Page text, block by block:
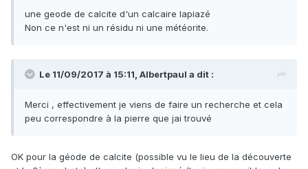
une geode de calcite d'un calcaire lapiazé
Non ce n'est ni un résidu ni une météorite.
Le 11/09/2017 à 15:11, Albertpaul a dit :
Merci , effectivement je viens de faire un recherche et cela
peu correspondre à la pierre que jai trouvé
OK pour la géode de calcite (possible vu le lieu de la découverte